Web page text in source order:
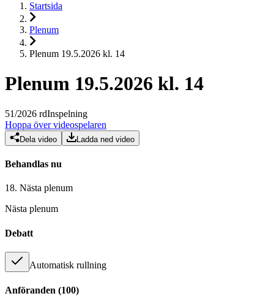
Startsida
Plenum
Plenum 19.5.2026 kl. 14
Plenum 19.5.2026 kl. 14
51/2026 rdInspelning
Hoppa över videospelaren
Dela video Ladda ned video
Behandlas nu
18. Nästa plenum
Nästa plenum
Debatt
Automatisk rullning
Anföranden (100)